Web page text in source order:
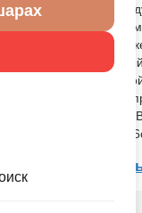
Поставляется в
летал,
работы шар
клапаном.
Внимание!
может отличаться от
от настроек
виде – 30’’/
Русский